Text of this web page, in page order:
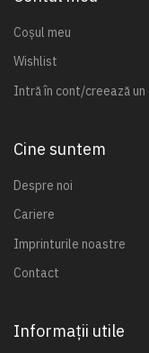
Coșul meu
Wishlist
Intră în cont/creează un
Cine suntem
Despre noi
Cariere
Imprinturile noastre
Contact
Informații utile